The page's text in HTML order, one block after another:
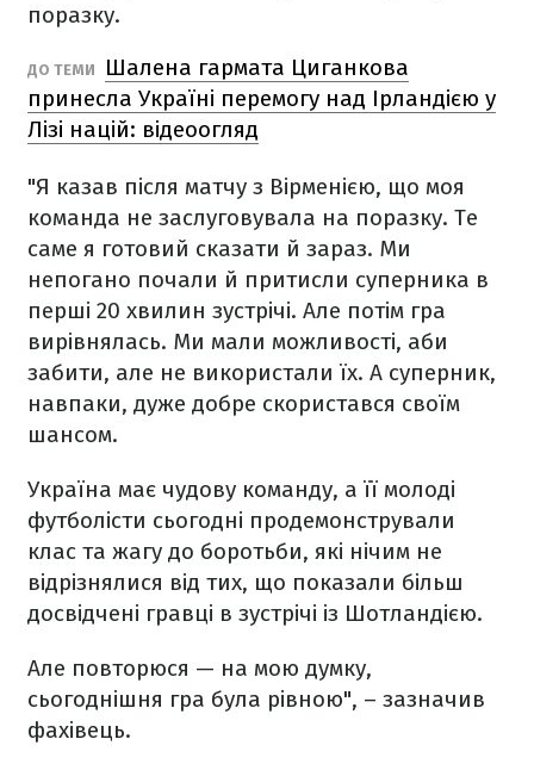
поразку.
ДО ТЕМИ
Шалена гармата Циганкова
принесла Україні перемогу над Ірландією у
Лізі націй: відеоогляд
"Я казав після матчу з Вірменією, що моя
команда не заслуговувала на поразку. Те
саме я готовий сказати й зараз. Ми
непогано почали й притисли суперника в
перші 20 хвилин зустрічі. Але потім гра
вирівнялась. Ми мали можливості, аби
забити, але не використали їх. А суперник,
навпаки, дуже добре скористався своїм
шансом.
Україна має чудову команду, а її молоді
футболісти сьогодні продемонстрували
клас та жагу до боротьби, які нічим не
відрізнялися від тих, що показали більш
досвідчені гравці в зустрічі із Шотландією.
Але повторюся — на мою думку,
сьогоднішня гра була рівною", – зазначив
фахівець.